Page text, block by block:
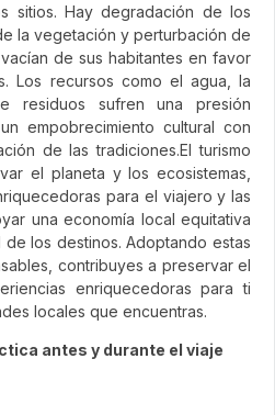
sitios. Hay degradación de los
la vegetación y perturbación de
de sus habitantes en favor
Los recursos como el agua, la
residuos sufren una presión
empobrecimiento cultural con
de las tradiciones.El turismo
el planeta y los ecosistemas,
para el viajero y las
una economía local equitativa
los destinos. Adoptando estas
contribuyes a preservar el
enriquecedoras para ti
locales que encuentras.
antes y durante el viaje